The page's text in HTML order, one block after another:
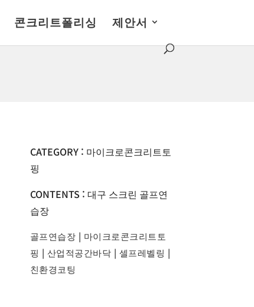
콘크리트폴리싱 제안서
CATEGORY : 마이크로콘크리트토
핑
CONTENTS : 대구 스크린 골프연
습장
골프연습장 | 마이크로콘크리트토
핑 | 산업적공간바닥 | 셀프레벨링 |
친환경코팅